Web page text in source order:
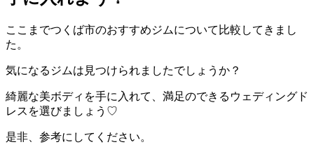
ここまでつくば市のおすすめジムについて比較してきまし
た。
気になるジムは見つけられましたでしょうか？
綺麗な美ボディを手に入れて、満足のできるウェディングド
レスを選びましょう♡
是非、参考にしてください。